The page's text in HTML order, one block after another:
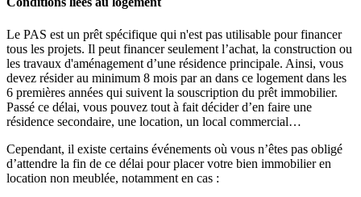
Le PAS est un prêt spécifique qui n'est pas utilisable pour financer
tous les projets. Il peut financer seulement l’achat, la construction ou
les travaux d'aménagement d’une résidence principale. Ainsi, vous
devez résider au minimum 8 mois par an dans ce logement dans les
6 premières années qui suivent la souscription du prêt immobilier.
Passé ce délai, vous pouvez tout à fait décider d’en faire une
résidence secondaire, une location, un local commercial…
Cependant, il existe certains événements où vous n’êtes pas obligé
d’attendre la fin de ce délai pour placer votre bien immobilier en
location non meublée, notamment en cas :